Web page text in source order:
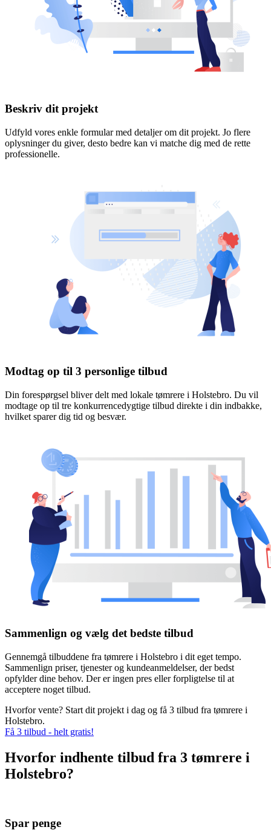
Beskriv dit projekt
Udfyld vores enkle formular med detaljer om dit projekt. Jo flere
oplysninger du giver, desto bedre kan vi matche dig med de rette
professionelle.
Modtag op til 3 personlige tilbud
Din forespørgsel bliver delt med lokale tømrere i Holstebro. Du vil
modtage op til tre konkurrencedygtige tilbud direkte i din indbakke,
hvilket sparer dig tid og besvær.
Sammenlign og vælg det bedste tilbud
Gennemgå tilbuddene fra tømrere i Holstebro i dit eget tempo.
Sammenlign priser, tjenester og kundeanmeldelser, der bedst
opfylder dine behov. Der er ingen pres eller forpligtelse til at
acceptere noget tilbud.
Hvorfor vente? Start dit projekt i dag og få 3 tilbud fra tømrere i
Holstebro.
Få 3 tilbud - helt gratis!
Hvorfor indhente tilbud fra 3 tømrere i
Holstebro?
Spar penge